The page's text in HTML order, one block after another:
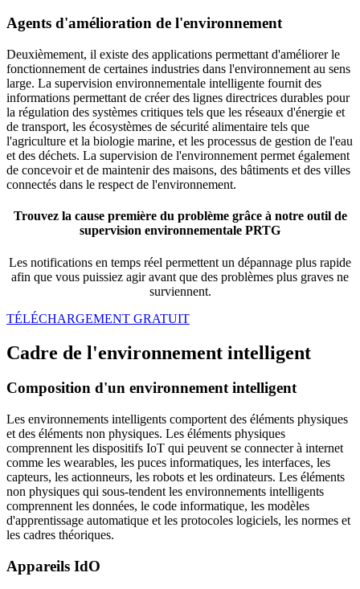
Agents d'amélioration de l'environnement
Deuxièmement, il existe des applications permettant d'améliorer le
fonctionnement de certaines industries dans l'environnement au sens
large. La supervision environnementale intelligente fournit des
informations permettant de créer des lignes directrices durables pour
la régulation des systèmes critiques tels que les réseaux d'énergie et
de transport, les écosystèmes de sécurité alimentaire tels que
l'agriculture et la biologie marine, et les processus de gestion de l'eau
et des déchets. La supervision de l'environnement permet également
de concevoir et de maintenir des maisons, des bâtiments et des villes
connectés dans le respect de l'environnement.
Trouvez la cause première du problème grâce à notre outil de
supervision environnementale PRTG
Les notifications en temps réel permettent un dépannage plus rapide
afin que vous puissiez agir avant que des problèmes plus graves ne
surviennent.
TÉLÉCHARGEMENT GRATUIT
Cadre de l'environnement intelligent
Composition d'un environnement intelligent
Les environnements intelligents comportent des éléments physiques
et des éléments non physiques. Les éléments physiques
comprennent les dispositifs IoT qui peuvent se connecter à internet
comme les wearables, les puces informatiques, les interfaces, les
capteurs, les actionneurs, les robots et les ordinateurs. Les éléments
non physiques qui sous-tendent les environnements intelligents
comprennent les données, le code informatique, les modèles
d'apprentissage automatique et les protocoles logiciels, les normes et
les cadres théoriques.
Appareils IdO